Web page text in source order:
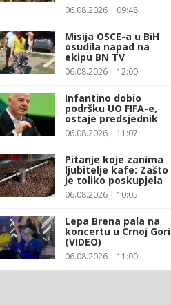
06.08.2026 | 09:48
Misija OSCE-a u BiH
osudila napad na
ekipu BN TV
06.08.2026 | 12:00
Infantino dobio
podršku UO FIFA-e,
ostaje predsjednik
06.08.2026 | 11:07
Pitanje koje zanima
ljubitelje kafe: Zašto
je toliko poskupjela
06.08.2026 | 10:05
Lepa Brena pala na
koncertu u Crnoj Gori
(VIDEO)
06.08.2026 | 11:00